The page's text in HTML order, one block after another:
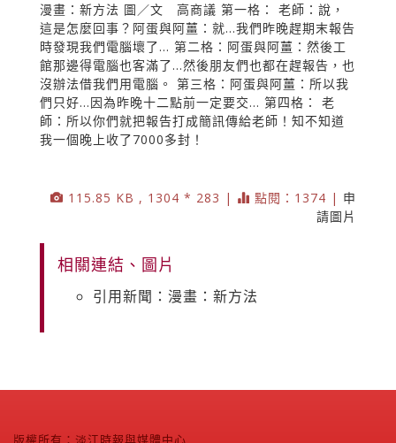
漫畫：新方法 圖／文 高商議 第一格： 老師：說，
這是怎麼回事？阿蛋與阿薑：就...我們昨晚趕期末報告
時發現我們電腦壞了... 第二格：阿蛋與阿薑：然後工
館那邊得電腦也客滿了...然後朋友們也都在趕報告，也
沒辦法借我們用電腦。 第三格：阿蛋與阿薑：所以我
們只好...因為昨晚十二點前一定要交... 第四格： 老
師：所以你們就把報告打成簡訊傳給老師！知不知道
我一個晚上收了7000多封！
115.85 KB , 1304 * 283 | 點閱：1374 | 申
請圖片
相關連結、圖片
引用新聞：漫畫：新方法
版權所有：淡江時報與媒體中心